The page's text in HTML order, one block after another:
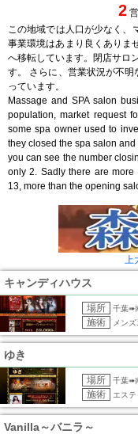
2営
この地域では人口が少なく、
事業環境はあまり良くありま
へ移転しています。閉店サロ
す。 さらに、営業状況が不
っています。
Massage and SPA salon
population, market request
some spa owner used to
they closed the spa salon
you can see the number
only 2. Sadly there are
13, more than the opening
上
キャンディハウス
場所 千葉➠
施術 メン
ゆき
場所 千葉➠
施術 エステ
Vanilla～バニラ～